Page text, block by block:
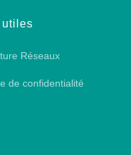
utiles
Réseaux
de confidentialité